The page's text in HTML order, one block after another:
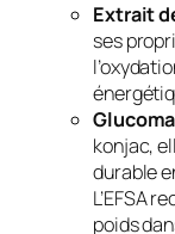
Extrait
ses
konjac,
durable
L’EFSA
poids